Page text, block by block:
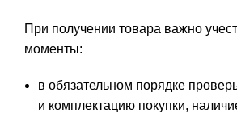
При получении товара важно
моменты:
в обязательном порядке
и комплектацию покупки,